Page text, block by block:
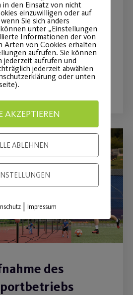
wird um das
on Ice“ erweitert.
des
in den Einsatz von nicht
einzuwilligen oder auf
Sie sich anders
unter „Einstellungen
Informationen der von
Arten von Cookies erhalten
aufrufen. Sie können
jederzeit aufrufen und
jederzeit abwählen
oder unten
AKZEPTIEREN
ABLEHNEN
|Impressum